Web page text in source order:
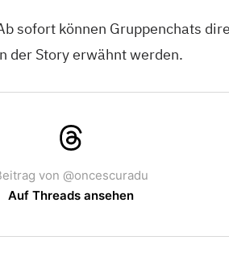
sofort können Gruppenchats
der Story erwähnt werden.
von @oncescuradu
Auf Threads ansehen